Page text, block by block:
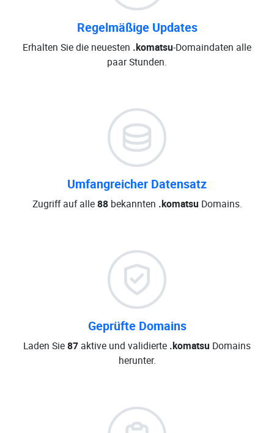
Regelmäßige Updates
Erhalten Sie die neuesten .komatsu-Domaindaten alle
paar Stunden.
Umfangreicher Datensatz
Zugriff auf alle88bekannten .komatsu Domains.
Geprüfte Domains
Laden Sie87 aktive und validierte .komatsu Domains
herunter.